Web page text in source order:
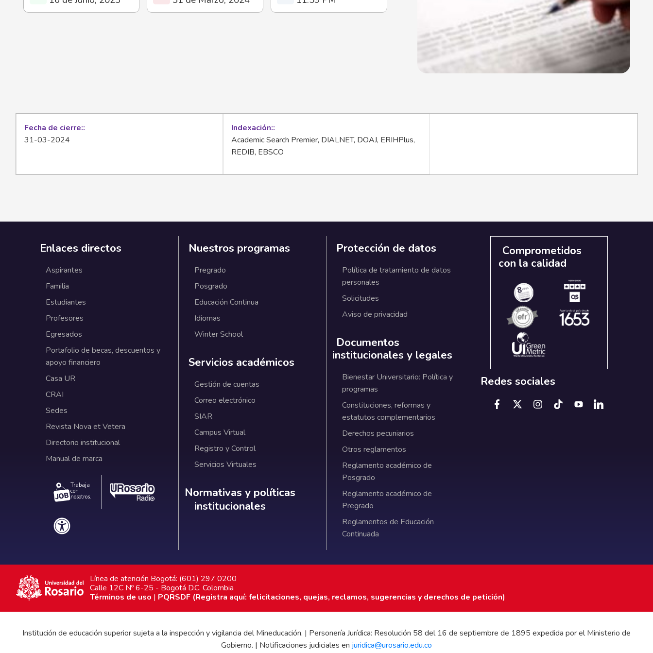
Fecha de cierre:
31-03-2024
Indexación:
Academic Search Premier, DIALNET, DOAJ, ERIHPlus,
REDIB, EBSCO
Enlaces directos
Aspirantes
Familia
Estudiantes
Profesores
Egresados
Portafolio de becas, descuentos y
apoyo financiero
Casa UR
CRAI
Sedes
Revista Nova et Vetera
Directorio institucional
Manual de marca
Trabaja
con
nosotros.
Nuestros programas
Pregrado
Posgrado
Educación Continua
Idiomas
Winter School
Servicios académicos
Gestión de cuentas
Correo electrónico
SIAR
Campus Virtual
Registro y Control
Servicios Virtuales
Normativas y políticas institucionales
Normativas y políticas
institucionales
Protección de datos
Política de tratamiento de datos
personales
Solicitudes
Aviso de privacidad
Documentos
institucionales y legales
Bienestar Universitario: Política y
programas
Constituciones, reformas y
estatutos complementarios
Derechos pecuniarios
Otros reglamentos
Reglamento académico de
Posgrado
Reglamento académico de
Pregrado
Reglamentos de Educación
Continuada
Comprometidos
con la calidad
Redes sociales
Línea de atención Bogotá: (601) 297 0200
Calle 12C Nº 6-25 - Bogotá D.C. Colombia
Términos de uso | PQRSDF (Registra aquí: felicitaciones, quejas, reclamos, sugerencias y derechos de petición)
Institución de educación superior sujeta a la inspección y vigilancia del Mineducación. | Personería Jurídica: Resolución 58 del 16 de septiembre de 1895 expedida por el Ministerio de
Gobierno. | Notificaciones judiciales en juridica@urosario.edu.co